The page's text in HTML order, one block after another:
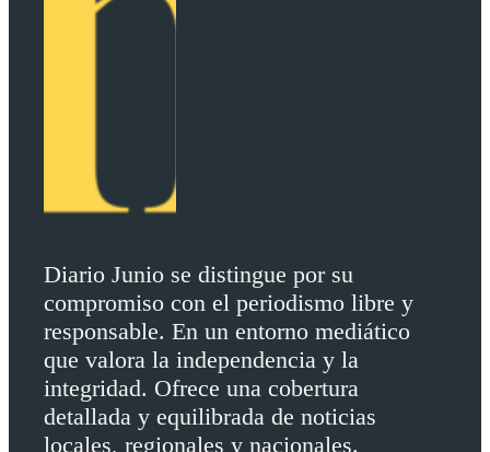
Diario Junio se distingue por su
compromiso con el periodismo libre y
responsable. En un entorno mediático
que valora la independencia y la
integridad. Ofrece una cobertura
detallada y equilibrada de noticias
locales, regionales y nacionales.